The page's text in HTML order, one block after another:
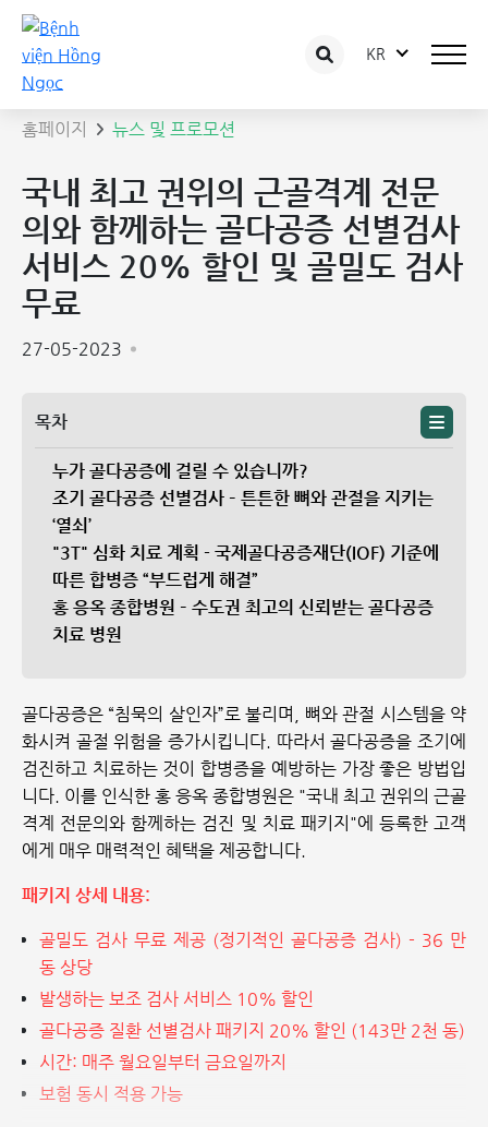
KR
뉴스 상세보기
홈페이지 뉴스 및 프로모션
국내 최고 권위의 근골격계 전문
의와 함께하는 골다공증 선별검사
서비스 20% 할인 및 골밀도 검사
무료
27-05-2023
목차
누가 골다공증에 걸릴 수 있습니까?
조기 골다공증 선별검사 – 튼튼한 뼈와 관절을 지키는
‘열쇠’
"3T" 심화 치료 계획 - 국제골다공증재단(IOF) 기준에
따른 합병증 “부드럽게 해결”
홍 응옥 종합병원 – 수도권 최고의 신뢰받는 골다공증
치료 병원
골다공증은 “침묵의 살인자”로 불리며, 뼈와 관절 시스템을 약
화시켜 골절 위험을 증가시킵니다. 따라서 골다공증을 조기에
검진하고 치료하는 것이 합병증을 예방하는 가장 좋은 방법입
니다. 이를 인식한 홍 응옥 종합병원은 "국내 최고 권위의 근골
격계 전문의와 함께하는 검진 및 치료 패키지"에 등록한 고객
에게 매우 매력적인 혜택을 제공합니다.
패키지 상세 내용:
골밀도 검사 무료 제공 (정기적인 골다공증 검사) - 36 만
동 상당
발생하는 보조 검사 서비스 10% 할인
골다공증 질환 선별검사 패키지 20% 할인 (143만 2천 동)
시간: 매주 월요일부터 금요일까지
보험 동시 적용 가능